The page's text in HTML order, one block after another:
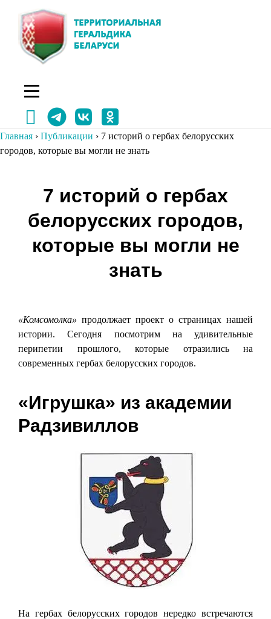
содержимому
Главная › Публикации › 7 историй о гербах белорусских
городов, которые вы могли не знать
7 историй о гербах
белорусских городов,
которые вы могли не
знать
«Комсомолка» продолжает проект о страницах нашей
истории. Сегодня посмотрим на удивительные
перипетии прошлого, которые отразились на
современных гербах белорусских городов.
«Игрушка» из академии
Радзивиллов
На гербах белорусских городов нередко встречаются
Навигация
по
записям